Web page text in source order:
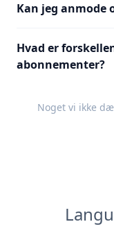
Kan jeg anmode
Hvad er
abonnementer?
Noget vi ikke